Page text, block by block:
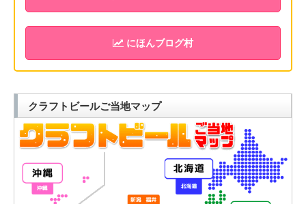
にほんブログ村
クラフトビールご当地マップ